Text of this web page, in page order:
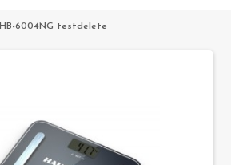
HB-6004NG testdelete